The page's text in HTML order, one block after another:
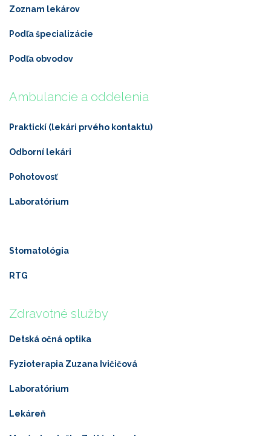
Zoznam lekárov
Podľa špecializácie
Podľa obvodov
Ambulancie a oddelenia
Praktickí (lekári prvého kontaktu)
Odborní lekári
Pohotovosť
Laboratórium
Stomatológia
RTG
Zdravotné služby
Detská očná optika
Fyzioterapia Zuzana Ivičičová
Laboratórium
Lekáreň